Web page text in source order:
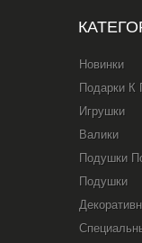
Новинки
Подарки К
Игрушки
Валики
Подушки
Подушки